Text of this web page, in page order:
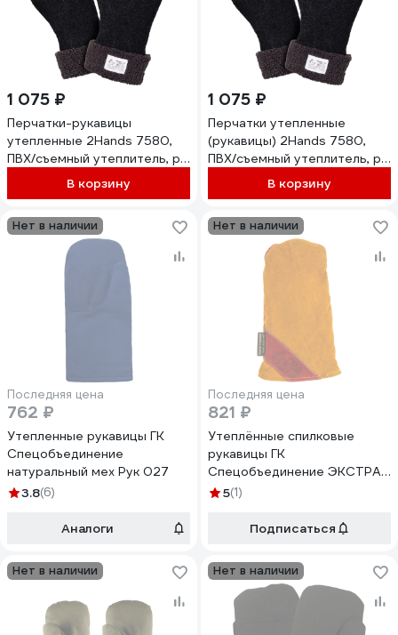
1 075 ₽
Перчатки-рукавицы
утепленные 2Hands 7580,
ПВХ/съемный утеплитель, р-
р 10 7580-10В корзину
1 075 ₽
Перчатки утепленные
(рукавицы) 2Hands 7580,
ПВХ/съемный утеплитель, р-
р 11 7580-11В корзину
Нет в наличии
Последняя цена
762 ₽
Утепленные рукавицы ГК
Спецобъединение
натуральный мех Рук 027
3.8(6)
Аналоги
Нет в наличии
Последняя цена
821 ₽
Утеплённые спилковые
рукавицы ГК
Спецобъединение ЭКСТРА
искусственный мех Рук 041
5(1)
Подписаться
Нет в наличии Нет в наличии